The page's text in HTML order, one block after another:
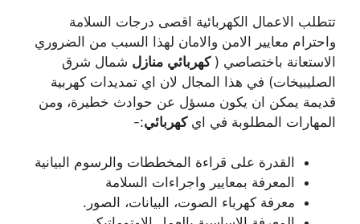
تتطلب الاعمال الكهربائية اقصى درجات السلامة
واحترام معايير الامن والامان لهذا السبب من الضروري
الاستعانة باختصاصي (كهربائي منازل شمال شرق
الصليبيخات) في هذا المجال لان اي تمديدات كهربية
قديمة يمكن ان يكون مسؤل عن حوادث خطيرة، ومن
المهارات المطلوبة في ايكهربائي:-
القدرة على قراءة المخططات والرسوم البيانية
المعرفة بمعايير واجراءات السلامة
معرفة كهرباء الصوت، البيانات، الصور.